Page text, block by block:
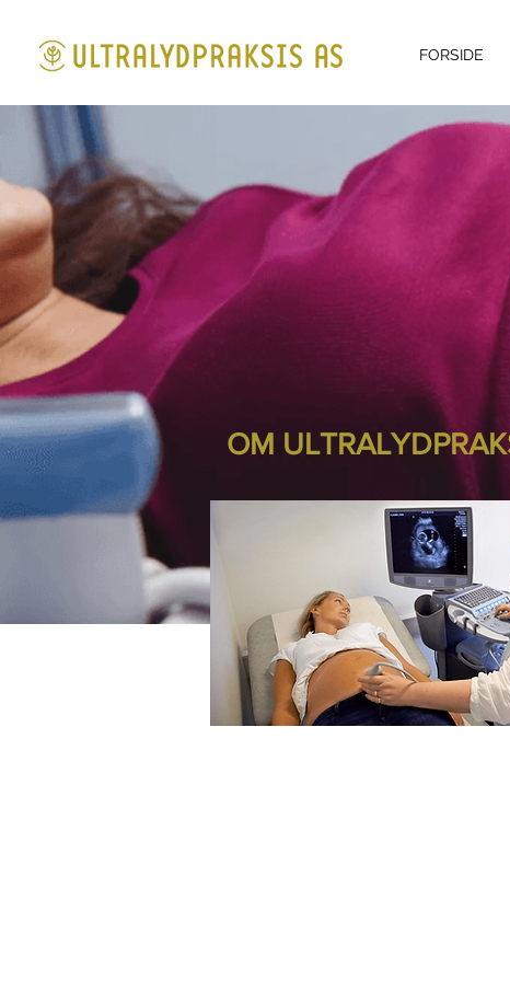
FORSIDE
OM